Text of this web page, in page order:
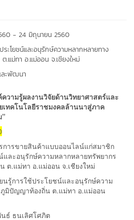
- 24 มิถุนายน 2560
ะโยชน์และอนุรักษ์ความหลากหลายทาง
ม่ทา อ.แม่ออน จ.เชียงใหม่
ะพัฒนา
ความรู้ผลงานวิจัยด้านวิทยาศาสตร์และ
เทคโนโลยีราชมงคลล้านนาสู่ภาค
การขายสินค้าแบบออนไลน์แก่สมาชิก
และอนุรักษ์ความหลากหลายทรัพยากร
ต.แม่ทา อ.แม่ออน จ.เชียงใหม่
นรู้การใช้ประโยชน์และอนุรักษ์ความ
มิปัญญาท้องถิ่น ต.แม่ทา อ.แม่ออน
ธ์ ธนเลิศโศภิต